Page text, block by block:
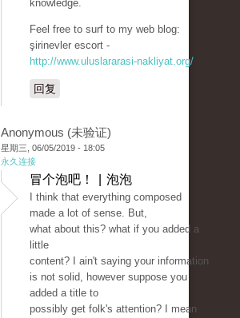
knowledge.
Feel free to surf to my web blog:
şirinevler escort -
http://www.uluslararasi-nakliyat.org/
回复
Anonymous (未验证)
星期三, 06/05/2019 - 18:05
永久连接
冒个泡吧！ | 泡泡
I think that everything composed
made a lot of sense. But,
what about this? what if you added a
little
content? I ain't saying your information
is not solid, however suppose you
added a title to
possibly get folk's attention? I mean